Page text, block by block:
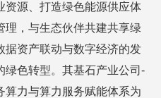
资源、打造绿色能源供应体
理，与生态伙伴共建共享绿
据资产联动与数字经济的发
绿色转型。其基石产业公司-
算力与算力服务赋能体系为